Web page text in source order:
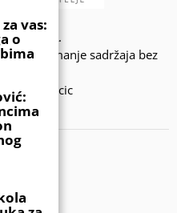
preuzimanje sadržaja bez
SIjercic
vas:
o